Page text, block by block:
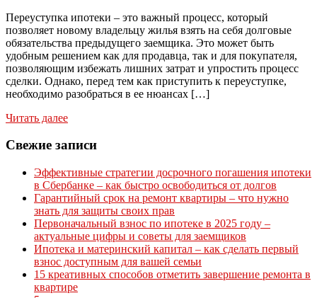
Переуступка ипотеки – это важный процесс, который
позволяет новому владельцу жилья взять на себя долговые
обязательства предыдущего заемщика. Это может быть
удобным решением как для продавца, так и для покупателя,
позволяющим избежать лишних затрат и упростить процесс
сделки. Однако, перед тем как приступить к переуступке,
необходимо разобраться в ее нюансах […]
Читать далее
Свежие записи
Эффективные стратегии досрочного погашения ипотеки
в Сбербанке – как быстро освободиться от долгов
Гарантийный срок на ремонт квартиры – что нужно
знать для защиты своих прав
Первоначальный взнос по ипотеке в 2025 году –
актуальные цифры и советы для заемщиков
Ипотека и материнский капитал – как сделать первый
взнос доступным для вашей семьи
15 креативных способов отметить завершение ремонта в
квартире